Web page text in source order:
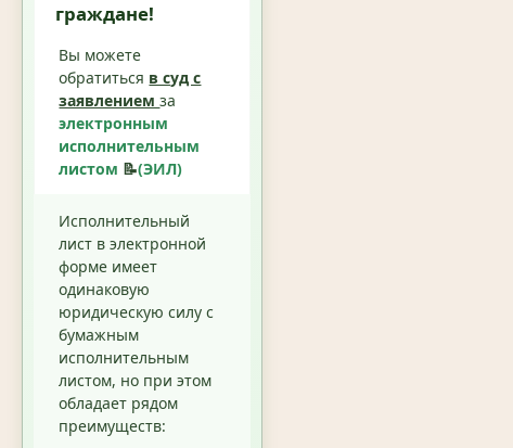
граждане!
Вы можете
обратиться в суд с
заявлениемза
электронным
исполнительным
листом 📝(ЭИЛ)
Исполнительный
лист в электронной
форме имеет
одинаковую
юридическую силу с
бумажным
исполнительным
листом, но при этом
обладает рядом
преимуществ: